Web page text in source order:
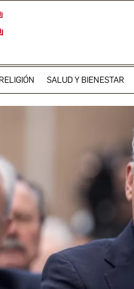
RELIGIÓN SALUD Y BIENESTAR